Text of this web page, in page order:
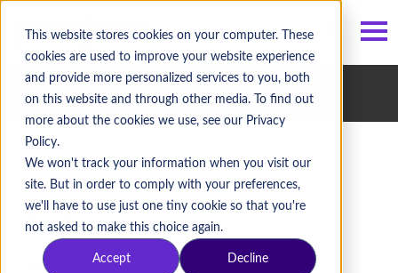
This website stores cookies on your computer. These
cookies are used to improve your website experience
and provide more personalized services to you, both
on this website and through other media. To find out
more about the cookies we use, see our Privacy
Policy.
We won't track your information when you visit our
site. But in order to comply with your preferences,
we'll have to use just one tiny cookie so that you're
not asked to make this choice again.
Accept Decline
ES / EN
Historias Pragma
Mi oficina verde
por Luz Nelly Guio
, el 13 de mayo de 2019